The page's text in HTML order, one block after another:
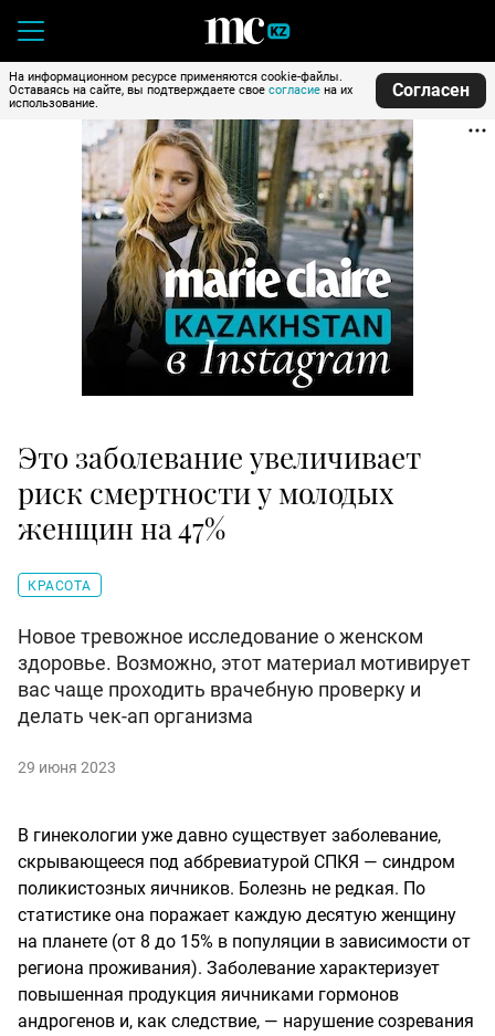
На информационном ресурсе применяются cookie-файлы.
Оставаясь на сайте, вы подтверждаете свое согласие на их
использование.
Согласен
Это заболевание увеличивает
риск смертности у молодых
женщин на 47%
КРАСОТА
Новое тревожное исследование о женском
здоровье. Возможно, этот материал мотивирует
вас чаще проходить врачебную проверку и
делать чек-ап организма
29 июня 2023
В гинекологии уже давно существует заболевание,
скрывающееся под аббревиатурой СПКЯ — синдром
поликистозных яичников. Болезнь не редкая. По
статистике она поражает каждую десятую женщину
на планете (от 8 до 15% в популяции в зависимости от
региона проживания). Заболевание характеризует
повышенная продукция яичниками гормонов
андрогенов и, как следствие, — нарушение созревания